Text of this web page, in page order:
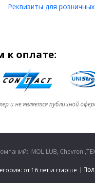
Реквизиты для
оплате:
и не является публичной
MOL-LUB, Chevron
|